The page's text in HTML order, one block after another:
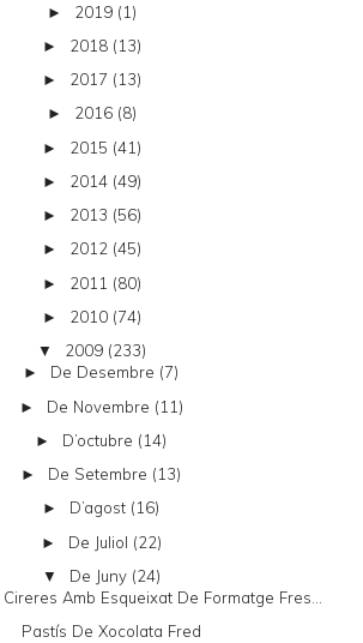
► 2019 (1)
► 2018 (13)
► 2017 (13)
► 2016 (8)
► 2015 (41)
► 2014 (49)
► 2013 (56)
► 2012 (45)
► 2011 (80)
► 2010 (74)
▼ 2009 (233)
► De Desembre (7)
► De Novembre (11)
► D’octubre (14)
► De Setembre (13)
► D’agost (16)
► De Juliol (22)
▼ De Juny (24)
Amb Esqueixat De Formatge Fres...
Pastís De Xocolata Fred